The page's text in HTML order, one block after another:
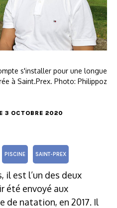
s'installer pour une longue
à Saint.Prex. Photo: Philippoz
3 OCTOBRE 2020
PISCINE SAINT-PREX
il est l’un des deux
été envoyé aux
de natation, en 2017. Il